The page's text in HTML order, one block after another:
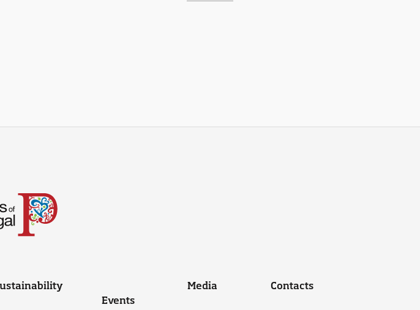
Events
Media Contacts